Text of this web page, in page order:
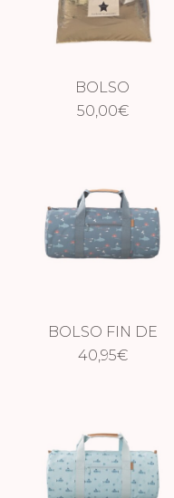
BOLSO
METALIZADO
50,00€
BOLSO FIN DE
SEMANA TIBURÓN
40,95€